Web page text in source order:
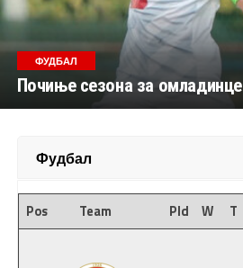
ФУДБАЛ
Почиње сезона за омладинце
Фудбал